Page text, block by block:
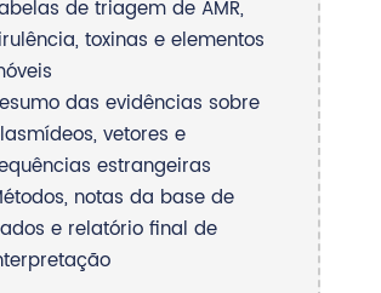
de triagem de AMR,
toxinas e elementos
das evidências sobre
vetores e
estrangeiras
notas da base de
e relatório final de